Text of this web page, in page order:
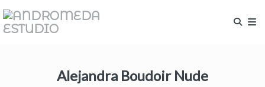
Alejandra Boudoir Nude